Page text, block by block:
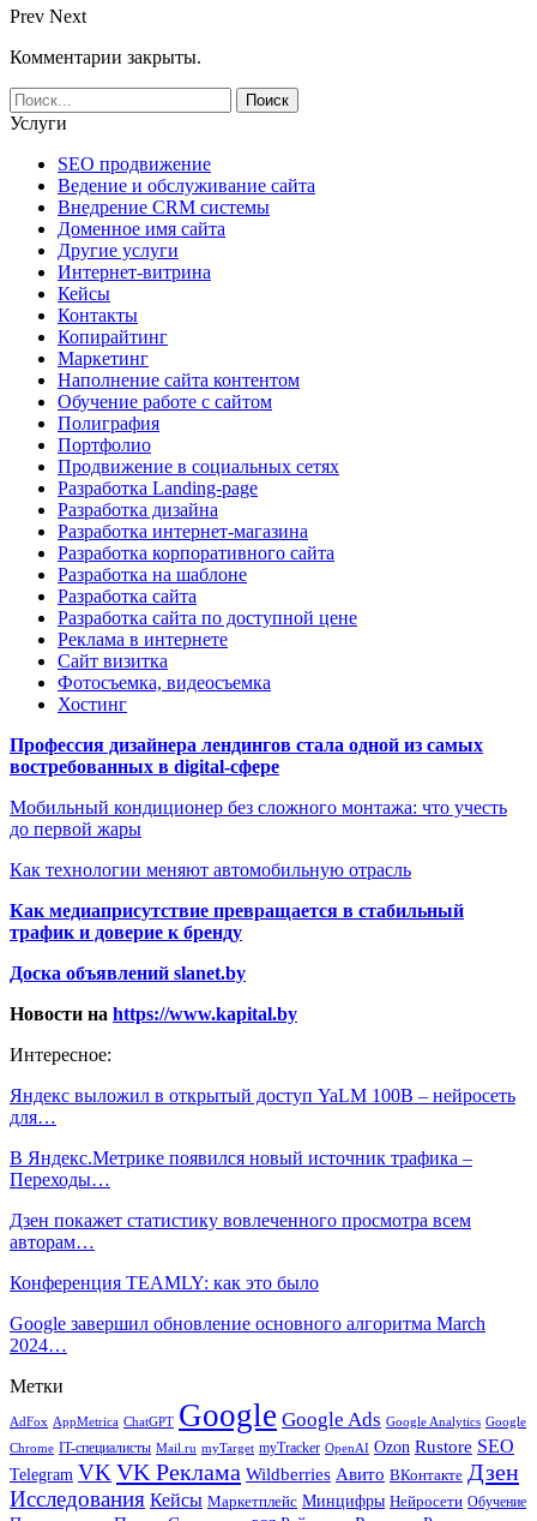
Prev Next
Комментарии закрыты.
Услуги
SEO продвижение
Ведение и обслуживание сайта
Внедрение CRM системы
Доменное имя сайта
Другие услуги
Интернет-витрина
Кейсы
Контакты
Копирайтинг
Маркетинг
Наполнение сайта контентом
Обучение работе с сайтом
Полиграфия
Портфолио
Продвижение в социальных сетях
Разработка Landing-page
Разработка дизайна
Разработка интернет-магазина
Разработка корпоративного сайта
Разработка на шаблоне
Разработка сайта
Разработка сайта по доступной цене
Реклама в интернете
Сайт визитка
Фотосъемка, видеосъемка
Хостинг
Профессия дизайнера лендингов стала одной из самых
востребованных в digital-сфере
Мобильный кондиционер без сложного монтажа: что учесть
до первой жары
Как технологии меняют автомобильную отрасль
Как медиаприсутствие превращается в стабильный
трафик и доверие к бренду
Доска объявлений slanet.by
Новости на https://www.kapital.by
Интересное:
Яндекс выложил в открытый доступ YaLM 100B – нейросеть
для…
В Яндекс.Метрике появился новый источник трафика –
Переходы…
Дзен покажет статистику вовлеченного просмотра всем
авторам…
Конференция TEAMLY: как это было
Google завершил обновление основного алгоритма March
2024…
Метки
AdFox AppMetrica ChatGPT Google Google Ads Google Analytics Google
Chrome IT-специалисты Mail.ru myTarget myTracker OpenAI Ozon Rustore SEO
Telegram VK VK Реклама Wildberries Авито ВКонтакте Дзен
Исследования Кейсы Маркетплейс Минцифры Нейросети Обучение